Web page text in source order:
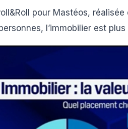
pour Mastéos,
l’immobilier est